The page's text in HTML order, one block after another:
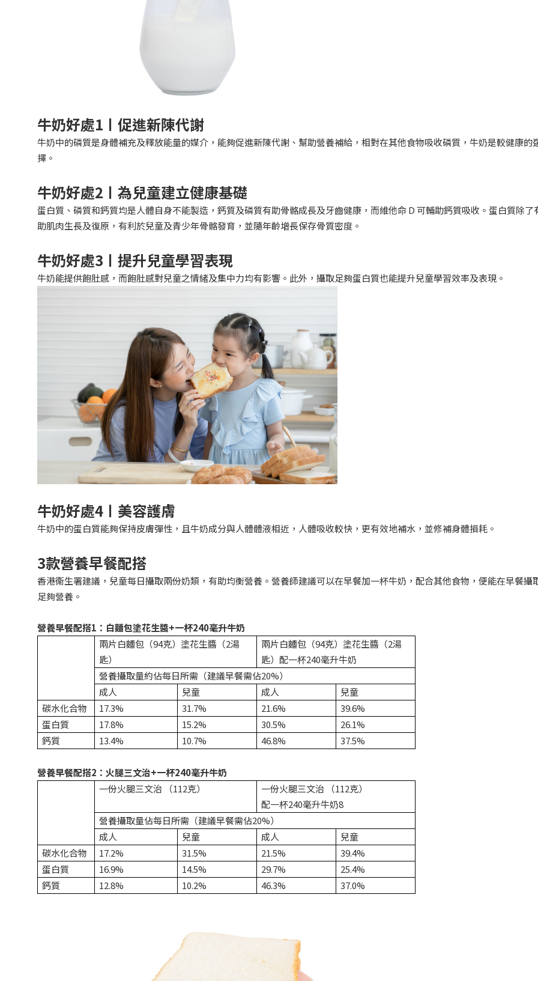
牛奶好處1〡促進新陳代謝
牛奶中的磷質是身體補充及釋放能量的媒介，能夠促進新陳代謝、幫助營養補給，相對在其他食物吸收磷質，牛奶是較健康的
擇。
牛奶好處2 〡為兒童建立健康基礎
蛋白質、磷質和鈣質均是人體自身不能製造，鈣質及磷質有助骨骼成長及牙齒健康，而維他命 D 可輔助鈣質吸收。蛋白質除了
助肌肉生長及復原，有利於兒童及青少年骨骼發育，並隨年齡增長保存骨質密度。
牛奶好處3 〡提升兒童學習表現
牛奶能提供飽肚感，而飽肚感對兒童之情緒及集中力均有影響。此外，攝取足夠蛋白質也能提升兒童學習效率及表現。
牛奶好處4 〡美容護膚
牛奶中的蛋白質能夠保持皮膚彈性，且牛奶成分與人體體液相近，人體吸收較快，更有效地補水，並修補身體損耗。
3款營養早餐配搭
香港衞生署建議，兒童每日攝取兩份奶類，有助均衡營養。營養師建議可以在早餐加一杯牛奶，配合其他食物，便能在早餐攝
足夠營養。
營養早餐配搭1：白麵包塗花生醬+一杯240毫升牛奶
兩片白麵包（94克）塗花生醬（2湯
匙）
兩片白麵包（94克）塗花生醬（2湯
匙）配一杯240毫升牛奶
營養攝取量約佔每日所需（建議早餐需佔20%）
成人
兒童 成人
兒童
碳水化合物
17.3% 31.7% 21.6%
39.6%
蛋白質
17.8% 15.2% 30.5%
26.1%
鈣質
13.4% 10.7% 46.8% 37.5%
營養早餐配搭2：火腿三文治+一杯240毫升牛奶
一份火腿三文治 （112克）
一份火腿三文治 （112克）
配一杯240毫升牛奶8
營養攝取量佔每日所需（建議早餐需佔20%）
成人
兒童 成人
兒童
碳水化合物
17.2% 31.5% 21.5%
39.4%
蛋白質
16.9% 14.5% 29.7%
25.4%
鈣質
12.8% 10.2% 46.3% 37.0%